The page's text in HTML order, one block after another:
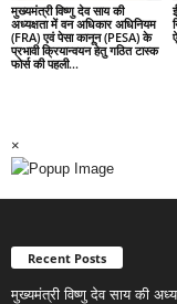
मुख्यमंत्री विष्णु देव साय की
अध्यक्षता में वन अधिकार अधिनियम
(FRA) एवं पेसा कानून (PESA) के
प्रभावी क्रियान्वयन हेतु गठित टास्क
फोर्स की पहली...
×
Recent Posts
मुख्यमंत्री विष्णु देव साय की